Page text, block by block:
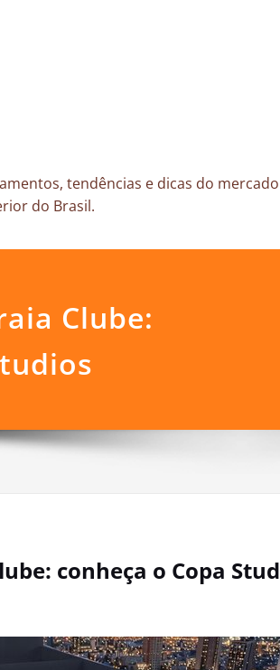
tendências e dicas do
do Brasil.
Clube:
conheça o Copa